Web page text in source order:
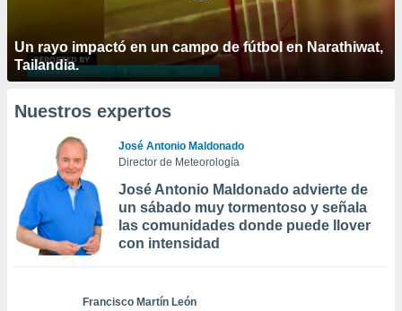
Un rayo impactó en un campo de fútbol en Narathiwat,
Tailandia.
Nuestros expertos
José Antonio Maldonado
Director de Meteorología
José Antonio Maldonado advierte de
un sábado muy tormentoso y señala
las comunidades donde puede llover
con intensidad
Francisco Martín León